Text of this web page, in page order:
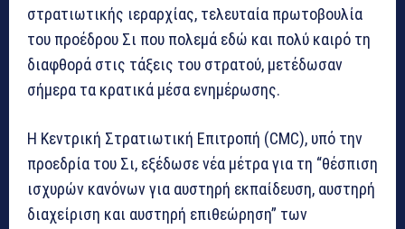
στρατιωτικής ιεραρχίας, τελευταία πρωτοβουλία
του προέδρου Σι που πολεμά εδώ και πολύ καιρό τη
διαφθορά στις τάξεις του στρατού, μετέδωσαν
σήμερα τα κρατικά μέσα ενημέρωσης.
Η Κεντρική Στρατιωτική Επιτροπή (CMC), υπό την
προεδρία του Σι, εξέδωσε νέα μέτρα για τη “θέσπιση
ισχυρών κανόνων για αυστηρή εκπαίδευση, αυστηρή
διαχείριση και αυστηρή επιθεώρηση” των